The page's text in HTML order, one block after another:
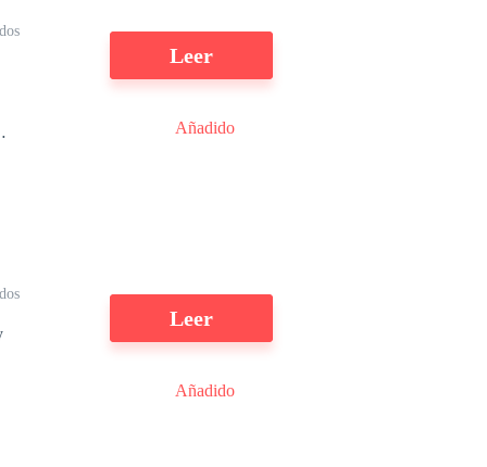
Leer
Añadido
Leer
Añadido